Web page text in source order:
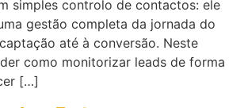
simples controlo de contactos: ele
gestão completa da jornada do
até à conversão. Neste
como monitorizar leads de forma
[…]